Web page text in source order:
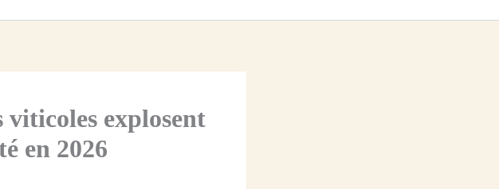
explosent
en 2026